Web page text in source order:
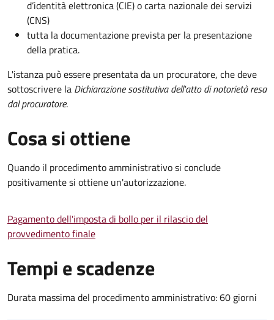
d’identità elettronica (CIE) o carta nazionale dei servizi
(CNS)
tutta la documentazione prevista per la presentazione
della pratica.
L'istanza può essere presentata da un procuratore, che deve
sottoscrivere la Dichiarazione sostitutiva dell'atto di notorietà resa
dal procuratore.
Cosa si ottiene
Quando il procedimento amministrativo si conclude
positivamente si ottiene un'autorizzazione.
Pagamento dell'imposta di bollo per il rilascio del
provvedimento finale
Tempi e scadenze
Durata massima del procedimento amministrativo: 60 giorni